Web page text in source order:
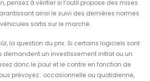
pensez à vérifier si l’outil propose des mises
ainsi le suivi des dernières normes
sortis sur le marché.
la question du prix. Si certains logiciels sont
demandent un investissement initial ou un
donc le pour et le contre en fonction de
prévoyez : occasionnelle ou quotidienne,